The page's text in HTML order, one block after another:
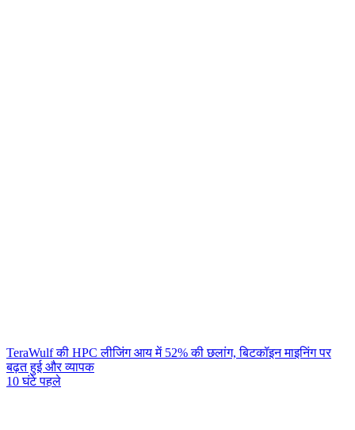
TeraWulf की HPC लीजिंग आय में 52% की छलांग, बिटकॉइन माइनिंग पर
बढ़त हुई और व्यापक
10 घंटे पहले